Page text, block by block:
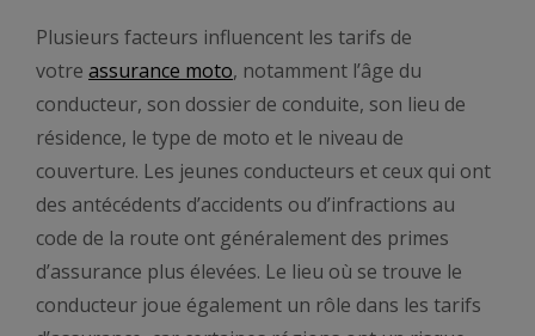
Plusieurs facteurs influencent les tarifs de
votre assurance moto, notamment l’âge du
conducteur, son dossier de conduite, son lieu de
résidence, le type de moto et le niveau de
couverture. Les jeunes conducteurs et ceux qui ont
des antécédents d’accidents ou d’infractions au
code de la route ont généralement des primes
d’assurance plus élevées. Le lieu où se trouve le
conducteur joue également un rôle dans les tarifs